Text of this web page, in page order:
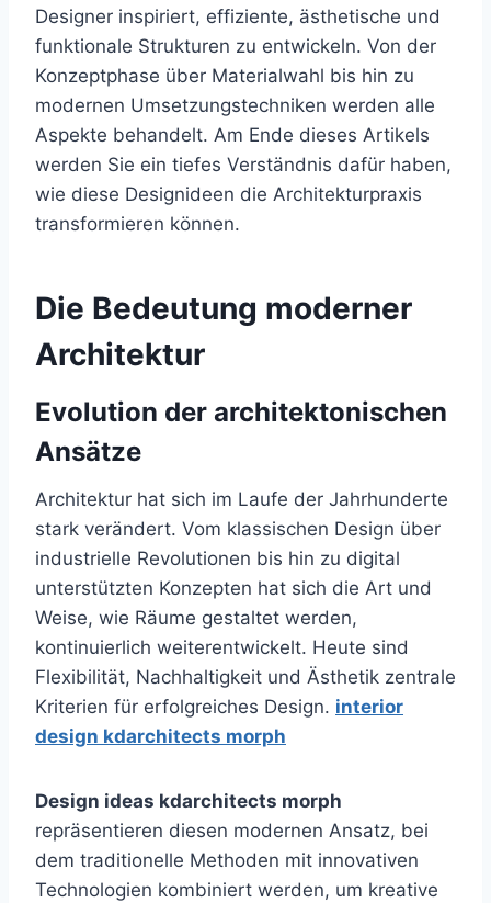
Designer inspiriert, effiziente, ästhetische und
funktionale Strukturen zu entwickeln. Von der
Konzeptphase über Materialwahl bis hin zu
modernen Umsetzungstechniken werden alle
Aspekte behandelt. Am Ende dieses Artikels
werden Sie ein tiefes Verständnis dafür haben,
wie diese Designideen die Architekturpraxis
transformieren können.
Die Bedeutung moderner
Architektur
Evolution der architektonischen
Ansätze
Architektur hat sich im Laufe der Jahrhunderte
stark verändert. Vom klassischen Design über
industrielle Revolutionen bis hin zu digital
unterstützten Konzepten hat sich die Art und
Weise, wie Räume gestaltet werden,
kontinuierlich weiterentwickelt. Heute sind
Flexibilität, Nachhaltigkeit und Ästhetik zentrale
Kriterien für erfolgreiches Design. interior
design kdarchitects morph
Design ideas kdarchitects morph
repräsentieren diesen modernen Ansatz, bei
dem traditionelle Methoden mit innovativen
Technologien kombiniert werden, um kreative